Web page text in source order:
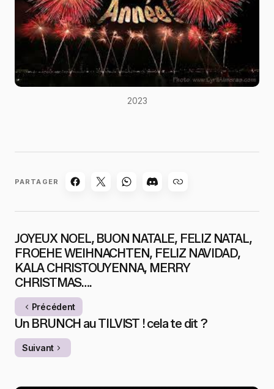
2023
PARTAGER
JOYEUX NOEL, BUON NATALE, FELIZ NATAL,
FROEHE WEIHNACHTEN, FELIZ NAVIDAD,
KALA CHRISTOUYENNA, MERRY
CHRISTMAS….
Précédent
Un BRUNCH au TILVIST ! cela te dit ?
Suivant